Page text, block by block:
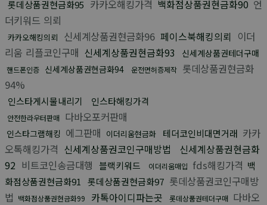
롯데상품권현금화95 카카오해킹가격 백화점상품권현금화90 언
더키워드 의뢰
카카오해킹의뢰 신세계상품권현금화96 페이스북해킹의뢰 이더
리움 리플코인구매 신세계상품권현금화93 신세계상품권테더구매
핸드폰인증 신세계상품권현금화94 운전면허증제작 롯데상품권현금화
94%
인스타게시물내리기 인스타해킹가격
안전한라우터판매 다바오포커판매
인스타그램해킹 에그판매 이더리움현금화 테더코인비대면거래 카카
오톡해킹가격 신세계상품권코인구매방법
신세계상품권현금화
92 비트코인송금대행 블랙키워드 이더리움매입 fds해킹가격 백
화점상품권현금화91
롯데상품권현금화97 롯데상품권코인구매방
법 백화점상품권현금화99 카톡아이디파는곳 롯데상품권테더구매 다바오